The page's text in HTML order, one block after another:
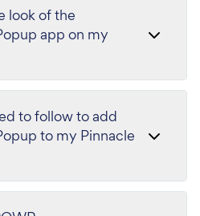
look of the
app on my
to follow to add
to my Pinnacle